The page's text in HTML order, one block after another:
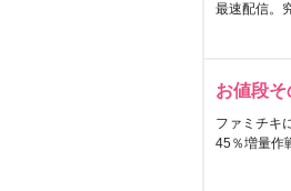
最速配信。
お値段
ファミチキ
45％増量作